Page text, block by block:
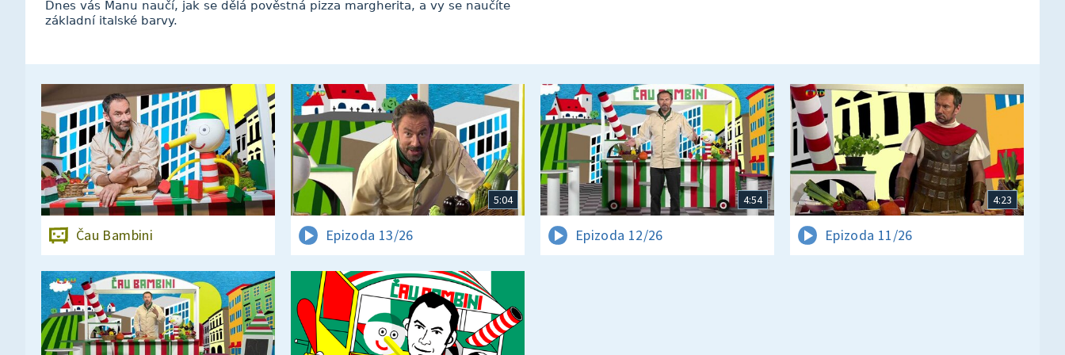
Dnes vás Manu naučí, jak se dělá pověstná pizza margherita, a vy se naučíte
základní italské barvy.
Čau Bambini
5:04
Epizoda 13/26
4:54
Epizoda 12/26
4:23
Epizoda 11/26